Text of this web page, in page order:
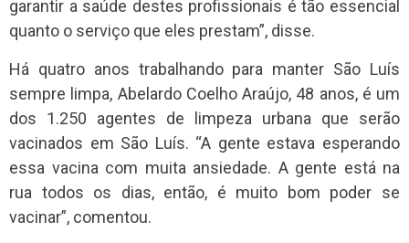
garantir a saúde destes profissionais é tão essencial
quanto o serviço que eles prestam”, disse.
Há quatro anos trabalhando para manter São Luís
sempre limpa, Abelardo Coelho Araújo, 48 anos, é um
dos 1.250 agentes de limpeza urbana que serão
vacinados em São Luís. “A gente estava esperando
essa vacina com muita ansiedade. A gente está na
rua todos os dias, então, é muito bom poder se
vacinar”, comentou.